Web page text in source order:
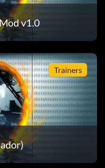
v1.0
Trainers